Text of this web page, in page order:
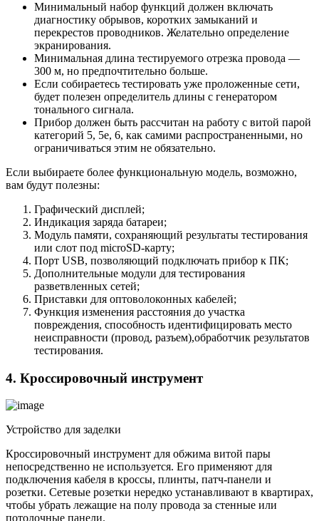
Минимальный набор функций должен включать
диагностику обрывов, коротких замыканий и
перекрестов проводников. Желательно определение
экранирования.
Минимальная длина тестируемого отрезка провода —
300 м, но предпочтительно больше.
Если собираетесь тестировать уже проложенные сети,
будет полезен определитель длины с генератором
тонального сигнала.
Прибор должен быть рассчитан на работу с витой парой
категорий 5, 5е, 6, как самими распространенными, но
ограничиваться этим не обязательно.
Если выбираете более функциональную модель, возможно,
вам будут полезны:
Графический дисплей;
Индикация заряда батареи;
Модуль памяти, сохраняющий результаты тестирования
или слот под microSD-карту;
Порт USB, позволяющий подключать прибор к ПК;
Дополнительные модули для тестирования
разветвленных сетей;
Приставки для оптоволоконных кабелей;
Функция изменения расстояния до участка
повреждения, способность идентифицировать место
неисправности (провод, разъем),обработчик результатов
тестирования.
4. Кроссировочный инструмент
Устройство для заделки
Кроссировочный инструмент для обжима витой пары
непосредственно не используется. Его применяют для
подключения кабеля в кроссы, плинты, патч-панели и
розетки. Сетевые розетки нередко устанавливают в квартирах,
чтобы убрать лежащие на полу провода за стенные или
потолочные панели.